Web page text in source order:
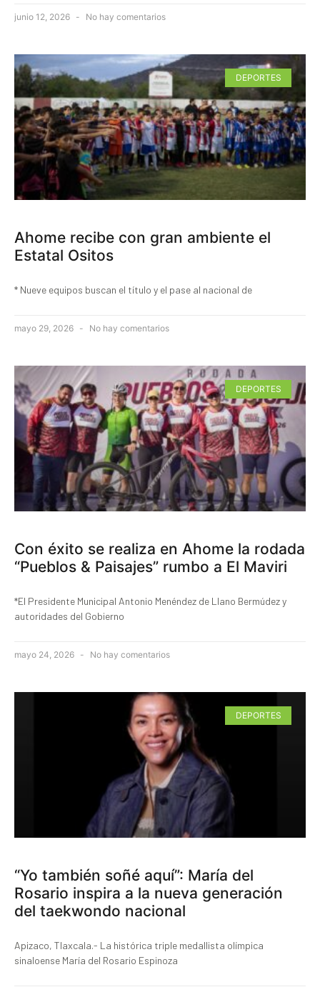
junio 12, 2026 No hay comentarios
DEPORTES
Ahome recibe con gran ambiente el
Estatal Ositos
* Nueve equipos buscan el título y el pase al nacional de
mayo 29, 2026 No hay comentarios
DEPORTES
Con éxito se realiza en Ahome la rodada
“Pueblos & Paisajes” rumbo a El Maviri
*El Presidente Municipal Antonio Menéndez de Llano Bermúdez y
autoridades del Gobierno
mayo 24, 2026 No hay comentarios
DEPORTES
“Yo también soñé aquí”: María del
Rosario inspira a la nueva generación
del taekwondo nacional
Apizaco, Tlaxcala.- La histórica triple medallista olímpica
sinaloense María del Rosario Espinoza